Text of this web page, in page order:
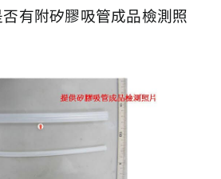
有附矽膠吸管成品檢測照